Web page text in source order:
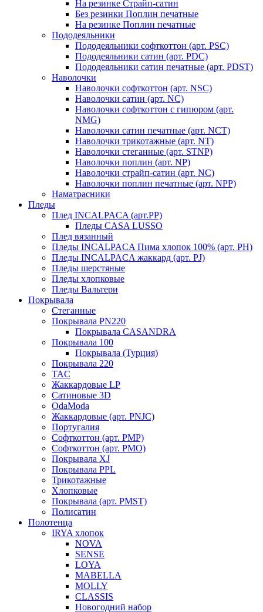
На резинке Страйп-сатин
Без резинки Поплин печатные
На резинке Поплин печатные
Пододеяльники
Пододеяльники софткоттон (арт. PSC)
Пододеяльники сатин (арт. PDC)
Пододеяльники сатин печатные (арт. PDST)
Наволочки
Наволочки софткоттон (арт. NSC)
Наволочки сатин (арт. NC)
Наволочки софткоттон с гипюром (арт.
NMG)
Наволочки сатин печатные (арт. NCT)
Наволочки трикотажные (арт. NT)
Наволочки стеганные (арт. STNP)
Наволочки поплин (арт. NP)
Наволочки страйп-сатин (арт. NC)
Наволочки поплин печатные (арт. NPP)
Наматрасники
Пледы
Плед INCALPACA (арт.PP)
Пледы CASA LUSSO
Плед вязанный
Пледы INCALPACA Пима хлопок 100% (арт. PH)
Пледы INCALPACA жаккард (арт. PJ)
Пледы шерстяные
Пледы хлопковые
Пледы Вальтери
Покрывала
Стеганные
Покрывала PN220
Покрывала CASANDRA
Покрывала 100
Покрывала (Турция)
Покрывала 220
TAC
Жаккардовые LP
Сатиновые 3D
OdaModa
Жаккардовые (арт. PNJC)
Португалия
Софткоттон (арт. PMP)
Софткоттон (арт. PMO)
Покрывала XJ
Покрывала PPL
Трикотажные
Хлопковые
Покрывала (арт. PMST)
Полисатин
Полотенца
IRYA хлопок
NOVA
SENSE
LOYA
MABELLA
MOLLY
CLASSIS
Новогодний набор